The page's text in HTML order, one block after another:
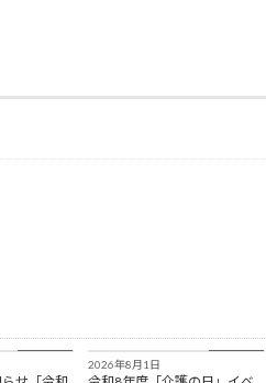
お知らせ
お知らせ
2026年8月1日